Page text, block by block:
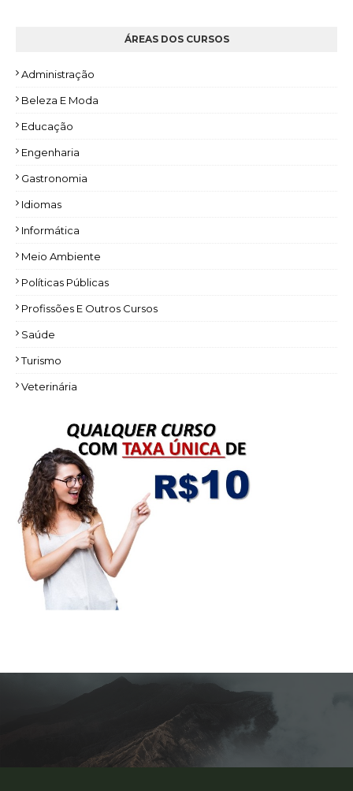
ÁREAS DOS CURSOS
Administração
Beleza E Moda
Educação
Engenharia
Gastronomia
Idiomas
Informática
Meio Ambiente
Políticas Públicas
Profissões E Outros Cursos
Saúde
Turismo
Veterinária